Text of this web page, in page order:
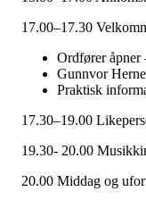
17.00–17.30
Ordfører
Gunnvor
Praktisk
17.30–19.00
19.30- 20.00
20.00 Middag og